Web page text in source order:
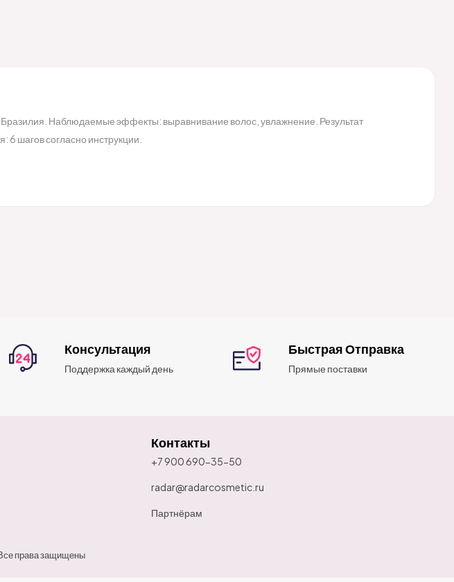
Наблюдаемые эффекты: выравнивание волос, увлажнение. Результат
шагов согласно инструкции.
Консультация
Поддержка каждый день
Быстрая Отправка
Прямые поставки
Контакты
+7 900 690-35-50
radar@radarcosmetic.ru
Партнёрам
права защищены